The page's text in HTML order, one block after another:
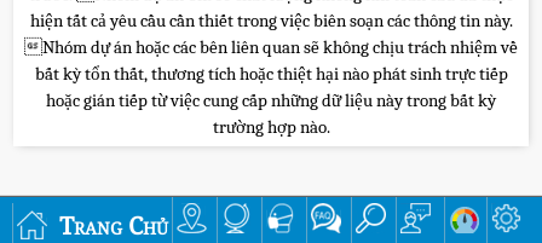
hiện tất cả yêu cầu cần thiết trong việc biên soạn các thông tin này.
Nhóm dự án hoặc các bên liên quan sẽ không chịu trách nhiệm về
bất kỳ tổn thất, thương tích hoặc thiệt hại nào phát sinh trực tiếp
hoặc gián tiếp từ việc cung cấp những dữ liệu này trong bất kỳ
trường hợp nào.
Trang Chủ